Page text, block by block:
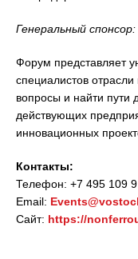
Генеральный спонсор:
Форум представляет
специалистов отрасли
вопросы и найти пути
действующих
инновационных
Контакты:
Телефон: +7 495 109
Email:
Сайт: https://